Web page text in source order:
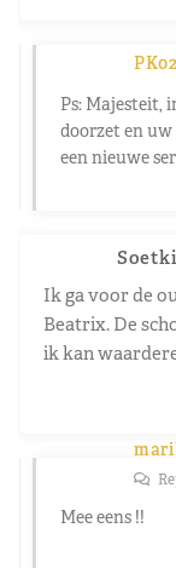
Ps: Majesteit,
doorzet en uw
een nieuwe
Ik ga voor de
Beatrix. De
ik kan
Mee eens !!